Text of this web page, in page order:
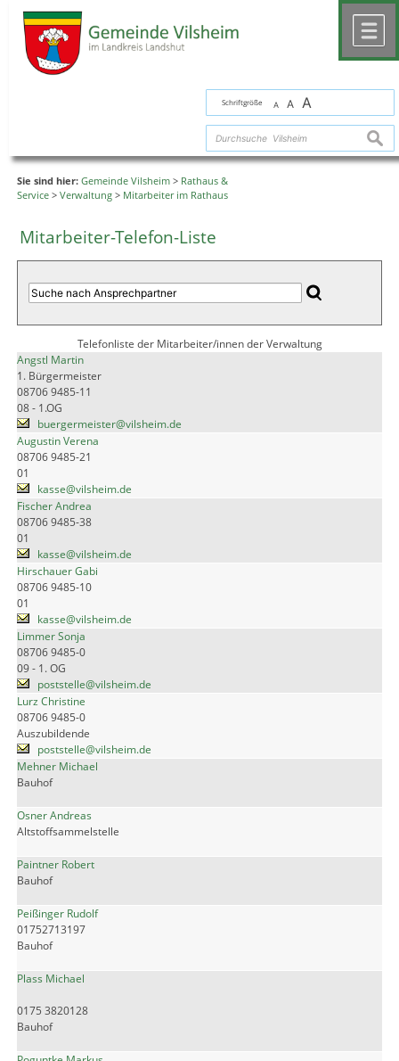
Schriftgröße A A A
Sie sind hier: Gemeinde Vilsheim > Rathaus &
Service > Verwaltung > Mitarbeiter im Rathaus
Mitarbeiter-Telefon-Liste
Telefonliste der Mitarbeiter/innen der Verwaltung
Angstl Martin
1. Bürgermeister
08706 9485-11
08 - 1.OG
buergermeister@vilsheim.de
Augustin Verena
08706 9485-21
01
kasse@vilsheim.de
Fischer Andrea
08706 9485-38
01
kasse@vilsheim.de
Hirschauer Gabi
08706 9485-10
01
kasse@vilsheim.de
Limmer Sonja
08706 9485-0
09 - 1. OG
poststelle@vilsheim.de
Lurz Christine
08706 9485-0
Auszubildende
poststelle@vilsheim.de
Mehner Michael
Bauhof
Osner Andreas
Altstoffsammelstelle
Paintner Robert
Bauhof
Peißinger Rudolf
01752713197
Bauhof
Plass Michael
0175 3820128
Bauhof